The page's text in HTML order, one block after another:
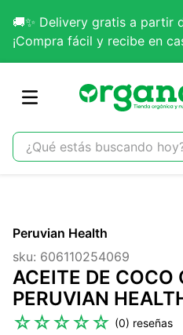
🚚✨ Delivery gratis a partir
¡Compra fácil y recibe en
¿Qué estás buscando hoy?
2.
citrato magnesio
3.
colageno
4.
lab nutrition
5 .
kefir
Peruvian Health
sku: 606110254069
ACEITE DE COCO
PERUVIAN
☆☆☆☆☆ (0)